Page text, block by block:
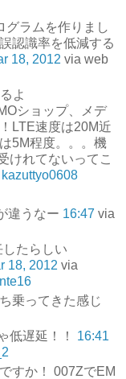
グラムを作りまし
認識率を低減する
18, 2012 via web
よ
ショップ、メデ
LTE速度は20M近
5M程度。。。機
けれてないってこ
違うなー 16:47 via
したらしい
18, 2012 via
乗ってきた感じ
低遅延！！
16:41
すか！ 007ZでEM